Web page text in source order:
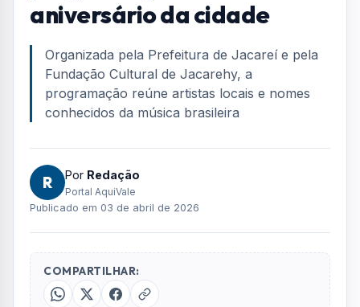
COMPARTILHAR:
FOTO: AQUIVALE/IMAGENS